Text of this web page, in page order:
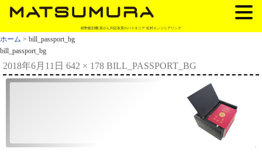
紙幣鑑別機/真がん判定装置のパイオニア 松村エンジニアリング
ホーム > bill_passport_bg
bill_passport_bg
2018年6月11日 642 × 178 BILL_PASSPORT_BG